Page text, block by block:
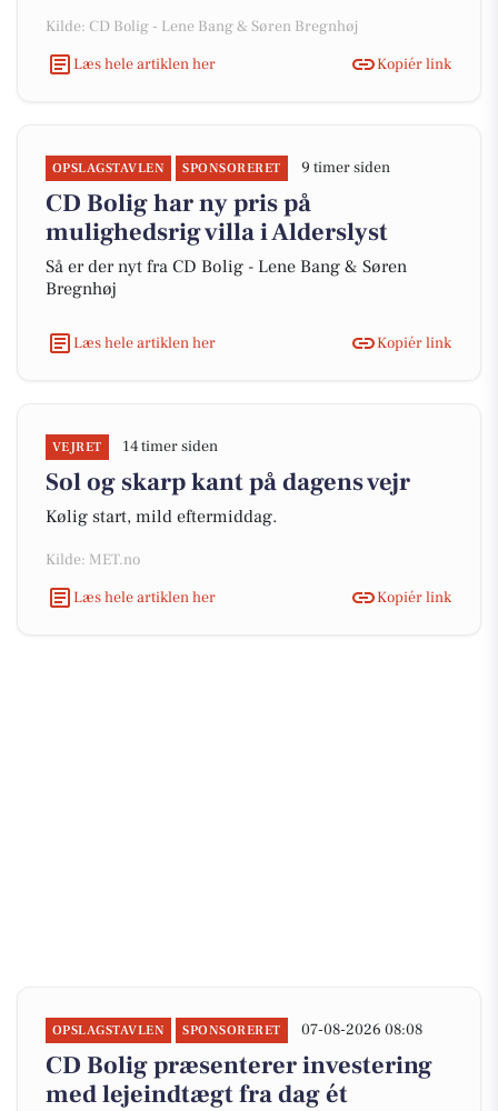
Kilde: CD Bolig - Lene Bang & Søren Bregnhøj
Læs hele artiklen her
Kopiér link
OPSLAGSTAVLEN SPONSORERET 9 timer siden
CD Bolig har ny pris på
mulighedsrig villa i Alderslyst
Så er der nyt fra CD Bolig - Lene Bang & Søren
Bregnhøj
Læs hele artiklen her Kopiér link
VEJRET 14 timer siden
Sol og skarp kant på dagens vejr
Kølig start, mild eftermiddag.
Kilde: MET.no
Læs hele artiklen her
Kopiér link
OPSLAGSTAVLEN SPONSORERET 07-08-2026 08:08
CD Bolig præsenterer investering
med lejeindtægt fra dag ét